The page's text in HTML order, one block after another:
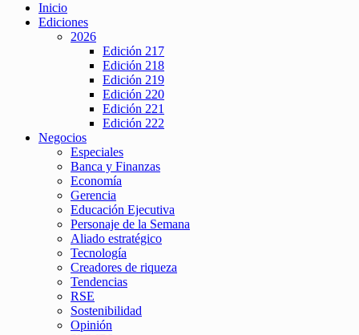
Inicio
Ediciones
2026
Edición 217
Edición 218
Edición 219
Edición 220
Edición 221
Edición 222
Negocios
Especiales
Banca y Finanzas
Economía
Gerencia
Educación Ejecutiva
Personaje de la Semana
Aliado estratégico
Tecnología
Creadores de riqueza
Tendencias
RSE
Sostenibilidad
Opinión